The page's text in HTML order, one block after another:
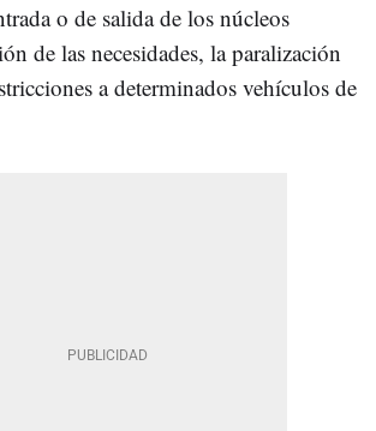
o de salida de los núcleos
de las necesidades, la paralización
a determinados vehículos de